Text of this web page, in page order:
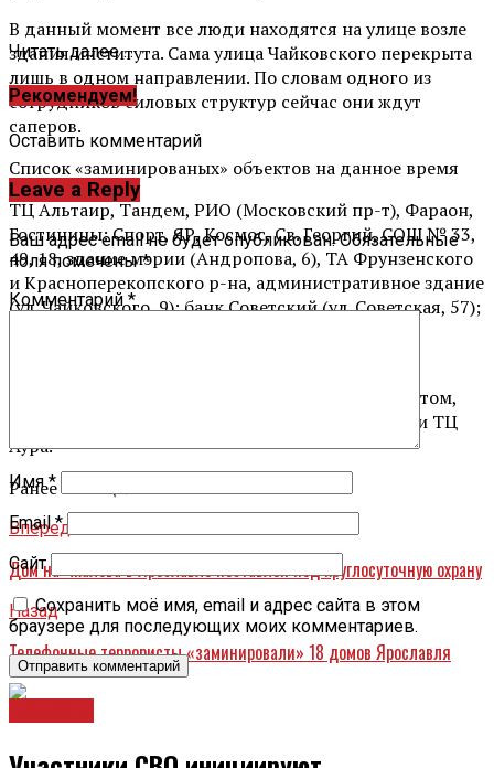
В данный момент все люди находятся на улице возле
здания института. Сама улица Чайковского перекрыта
лишь в одном направлении. По словам одного из
сотрудников силовых структур сейчас они ждут
саперов.
Список «заминированых» объектов на данное время
ТЦ Альтаир, Тандем, РИО (Московский пр-т), Фараон,
Гостиницы: Спорт, ЯР, Космос, Св. Георгий, СОШ № 33,
49, 18, здание мэрии (Андропова, 6), ТА Фрунзенского
и Красноперекопского р-на, административное здание
(ул. Чайковского, 9); банк Советский (ул. Советская, 57);
Несколько минут назад поступило сообщение о том,
что ведется эвакуация в Ярославском зоопарке и ТЦ
Аура.
Ранее сообщалось
Вперед
Дом на Чкалова в Ярославле поставлен под круглосуточную охрану
Назад
Телефонные террористы «заминировали» 18 домов Ярославля
Читать далее ...
Рекомендуем!
Оставить комментарий
Leave a Reply
Ваш адрес email не будет опубликован. Обязательные
поля помечены*
Комментарий*
Имя*
Email*
Сайт
Сохранить моё имя, email и адрес сайта в этом
браузере для последующих моих комментариев.